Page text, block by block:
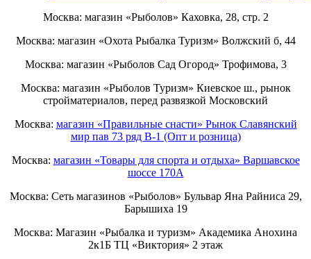
Москва: магазин «Рыболов» Каховка, 28, стр. 2
Москва: магазин «Охота Рыбалка Туризм» Волжский б, 44
Москва: магазин «Рыболов Сад Огород» Трофимова, 3
Москва: магазин «Рыболов Туризм» Киевское ш., рынок
стройматериалов, перед развязкой Московский
Москва: магазин «Правильные снасти» Рынок Славянский
мир пав 73 ряд B-1 (Опт и розница)
Москва: магазин «Товары для спорта и отдыха» Варшавское
шоссе 170А
Москва: Сеть магазинов «Рыболов» Бульвар Яна Райниса 29,
Барышиха 19
Москва: Магазин «Рыбалка и туризм» Академика Анохина
2к1Б ТЦ «Виктория» 2 этаж